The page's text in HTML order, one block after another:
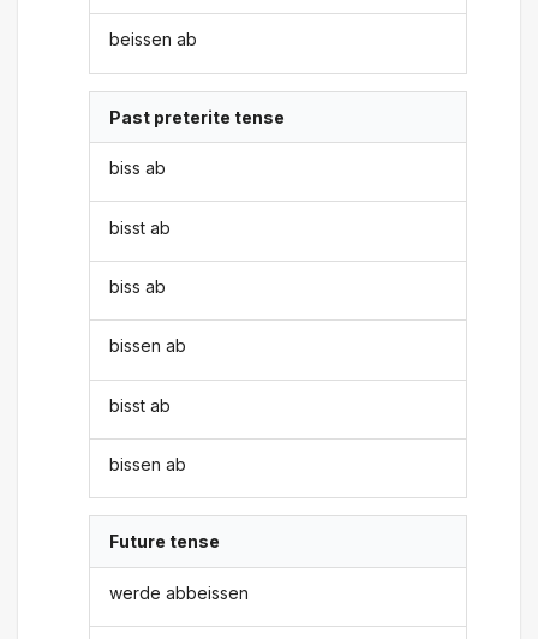
beissen ab
Past preterite tense
biss ab
bisst ab
biss ab
bissen ab
bisst ab
bissen ab
Future tense
werde abbeissen